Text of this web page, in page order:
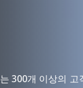
300개 이상의 고